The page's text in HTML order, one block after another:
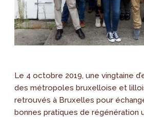
Le 4 octobre 2019, une vingtaine
des métropoles bruxelloise et
retrouvés à Bruxelles pour
bonnes pratiques de régénération